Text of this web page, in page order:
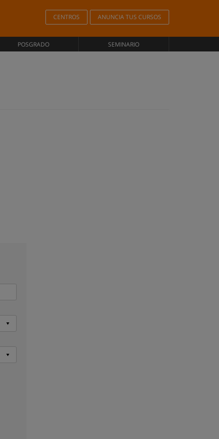
CENTROS ANUNCIA TUS CURSOS
POSGRADO SEMINARIO